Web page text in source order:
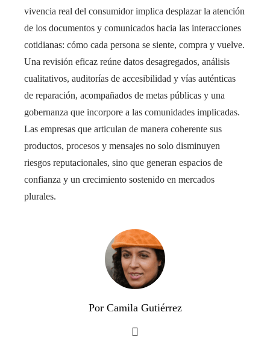
vivencia real del consumidor implica desplazar la atención
de los documentos y comunicados hacia las interacciones
cotidianas: cómo cada persona se siente, compra y vuelve.
Una revisión eficaz reúne datos desagregados, análisis
cualitativos, auditorías de accesibilidad y vías auténticas
de reparación, acompañados de metas públicas y una
gobernanza que incorpore a las comunidades implicadas.
Las empresas que articulan de manera coherente sus
productos, procesos y mensajes no solo disminuyen
riesgos reputacionales, sino que generan espacios de
confianza y un crecimiento sostenido en mercados
plurales.
Por Camila Gutiérrez